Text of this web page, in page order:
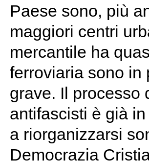
Paese sono, più
maggiori centri
mercantile ha
ferroviaria sono in
grave. Il processo
antifascisti è già
a riorganizzarsi
Democrazia